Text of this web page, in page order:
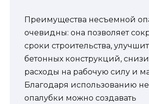
Преимущества несъемной
очевидны: она позволяет
сроки строительства,
бетонных конструкций,
расходы на рабочую силу и
Благодаря использованию
опалубки можно создавать